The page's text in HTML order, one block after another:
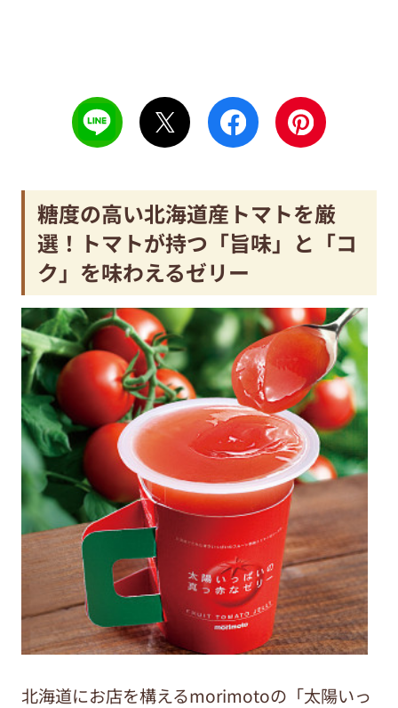
糖度の高い北海道産トマトを厳
選！トマトが持つ「旨味」と「コ
ク」を味わえるゼリー
北海道にお店を構えるmorimotoの「太陽いっ